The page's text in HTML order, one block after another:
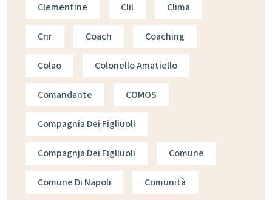
Clementine Clil Clima
Cnr Coach Coaching
Colao Colonello Amatiello
Comandante COMOS
Compagnia Dei Figliuoli
Compagnja Dei Figliuoli Comune
Comune Di Napoli Comunità